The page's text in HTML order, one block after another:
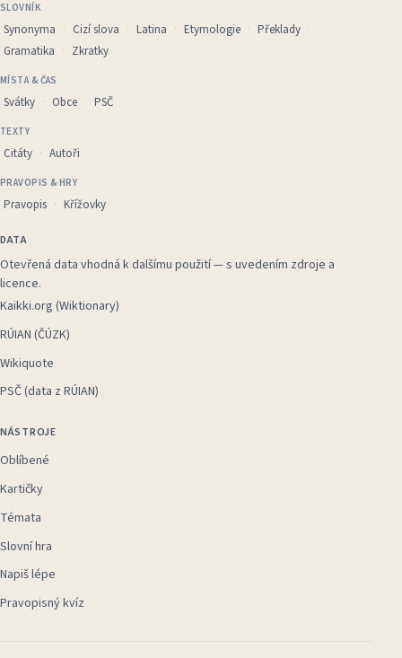
SLOVNÍK
Synonyma Cizí slova Latina Etymologie
Překlady
Gramatika
Zkratky
MÍSTA & ČAS
Svátky Obce PSČ
TEXTY
Citáty Autoři
PRAVOPIS & HRY
Pravopis Křížovky
DATA
Otevřená data vhodná k dalšímu použití — s uvedením zdroje a
licence.
Kaikki.org (Wiktionary)
RÚIAN (ČÚZK)
Wikiquote
PSČ (data z RÚIAN)
NÁSTROJE
Oblíbené
Kartičky
Témata
Slovní hra
Napiš lépe
Pravopisný kvíz